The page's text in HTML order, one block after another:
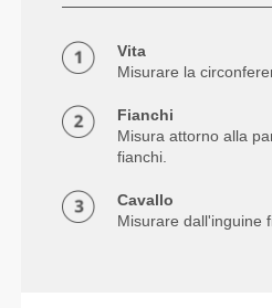
Vita
Misurare la
Fianchi
Misura attorno alla
fianchi.
Cavallo
Misurare dall'inguine